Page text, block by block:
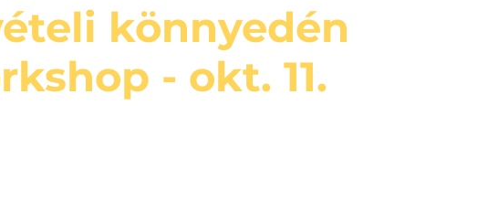
könnyedén
- okt. 11.